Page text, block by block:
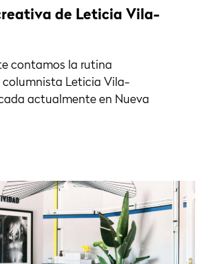
de Leticia Vila-
contamos la rutina
columnista Leticia Vila-
actualmente en Nueva